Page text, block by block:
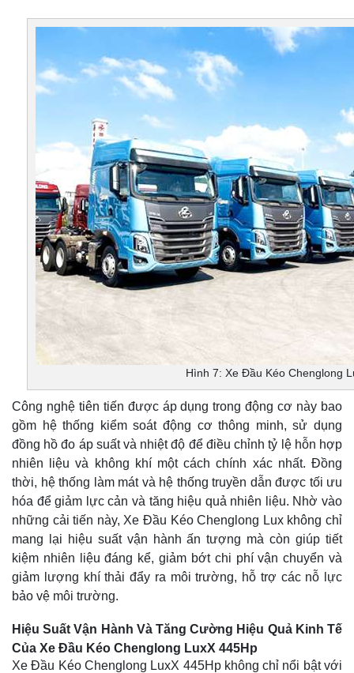
Hình 7: Xe Đầu Kéo Chenglong
Công nghệ tiên tiến được áp dụng trong động cơ này bao
gồm hệ thống kiểm soát động cơ thông minh, sử dụng
đồng hồ đo áp suất và nhiệt độ để điều chỉnh tỷ lệ hỗn hợp
nhiên liệu và không khí một cách chính xác nhất. Đồng
thời, hệ thống làm mát và hệ thống truyền dẫn được tối ưu
hóa để giảm lực cản và tăng hiệu quả nhiên liệu. Nhờ vào
những cải tiến này, Xe Đầu Kéo Chenglong Lux không chỉ
mang lại hiệu suất vận hành ấn tượng mà còn giúp tiết
kiệm nhiên liệu đáng kể, giảm bớt chi phí vận chuyển và
giảm lượng khí thải đẩy ra môi trường, hỗ trợ các nỗ lực
bảo vệ môi trường.
Hiệu Suất Vận Hành Và Tăng Cường Hiệu Quả Kinh Tế
Của Xe Đầu Kéo Chenglong LuxX 445Hp
Xe Đầu Kéo Chenglong LuxX 445Hp không chỉ nổi bật với